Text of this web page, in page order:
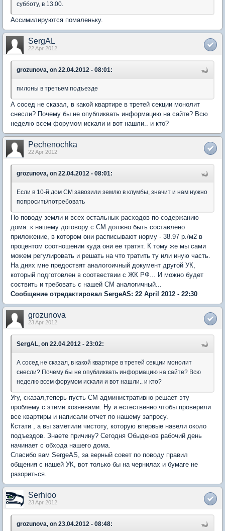
субботу, в 13.00.
Ассимилируются помаленьку.
SergAL
22 Apr 2012
grozunova, on 22.04.2012 - 08:01:
пилоны в третьем подъезде
А сосед не сказал, в какой квартире в третей секции монолит
снесли? Почему бы не опубликвать информацию на сайте? Всю
неделю всем форумом искали и вот нашли.. и кто?
Pechenochka
22 Apr 2012
grozunova, on 22.04.2012 - 08:01:
Если в 10-й дом СМ завозили землю в клумбы, значит и нам нужно
попросить\потребовать
По поводу земли и всех остальных расходов по содержанию
дома: к нашему договору с СМ должно быть составлено
приложение, в котором они расписывают норму - 38.97 р./м2 в
процентом соотношении куда они ее тратят. К тому же мы сами
можем регулировать и решать на что тратить ту или иную часть.
На днях мне предоствят аналогоичный документ другой УК,
который подготовлен в соотвествии с ЖК РФ... И можно будет
соствить и требовать с нашей СМ аналогичный...
Сообщение отредактировал SergeAS: 22 April 2012 - 22:30
grozunova
23 Apr 2012
SergAL, on 22.04.2012 - 23:02:
А сосед не сказал, в какой квартире в третей секции монолит
снесли? Почему бы не опубликвать информацию на сайте? Всю
неделю всем форумом искали и вот нашли.. и кто?
Угу, сказал,теперь пусть СМ административно решает эту
проблему с этими хозяевами. Ну и естественно чтобы проверили
все квартиры и написали отчет по нашему запросу.
Кстати , а вы заметили чистоту, которую впервые навели около
подъездов. Знаете причину? Сегодня Обыденов рабочий день
начинает с обхода нашего дома.
Спасибо вам SergeAS, за верный совет по поводу правил
общения с нашей УК, вот только бы на чернилах и бумаге не
разориться.
Serhioo
23 Apr 2012
grozunova, on 23.04.2012 - 08:48: